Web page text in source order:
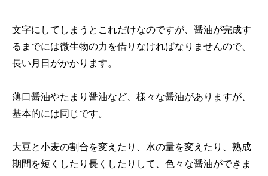
文字にしてしまうとこれだけなのですが、醤油が完成す
るまでには微生物の力を借りなければなりませんので、
長い月日がかかります。
薄口醤油やたまり醤油など、様々な醤油がありますが、
基本的には同じです。
大豆と小麦の割合を変えたり、水の量を変えたり、熟成
期間を短くしたり長くしたりして、色々な醤油ができま